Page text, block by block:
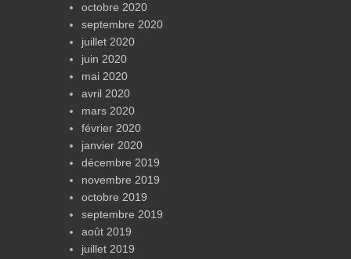
octobre 2020
septembre 2020
juillet 2020
juin 2020
mai 2020
avril 2020
mars 2020
février 2020
janvier 2020
décembre 2019
novembre 2019
octobre 2019
septembre 2019
août 2019
juillet 2019